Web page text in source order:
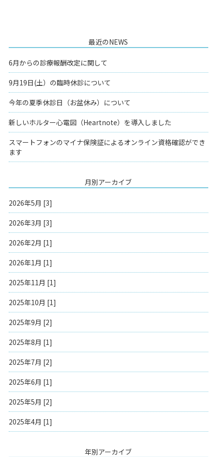
最近のNEWS
6月からの診療報酬改定に関して
9月19日(土）の臨時休診について
今年の夏季休診日（お盆休み）について
新しいホルター心電図（Heartnote）を導入しました
スマートフォンのマイナ保険証によるオンライン資格確認ができ
ます
月別アーカイブ
2026年5月 [3]
2026年3月 [3]
2026年2月 [1]
2026年1月 [1]
2025年11月 [1]
2025年10月 [1]
2025年9月 [2]
2025年8月 [1]
2025年7月 [2]
2025年6月 [1]
2025年5月 [2]
2025年4月 [1]
年別アーカイブ